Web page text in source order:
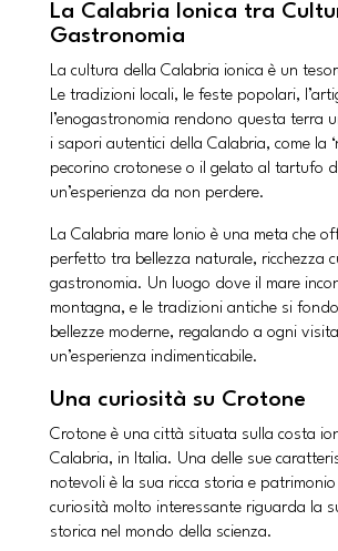
La Calabria Ionica tra
Gastronomia
La cultura della Calabria ionica è un
Le tradizioni locali, le feste popolari,
l’enogastronomia rendono questa terra
i sapori autentici della Calabria, come la
pecorino crotonese o il gelato al tartufo
un’esperienza da non perdere.
La Calabria mare Ionio è una meta che
perfetto tra bellezza naturale, ricchezza
gastronomia. Un luogo dove il mare
montagna, e le tradizioni antiche si
bellezze moderne, regalando a ogni
un’esperienza indimenticabile.
Una curiosità su Crotone
Crotone è una città situata sulla costa
Calabria, in Italia. Una delle sue
notevoli è la sua ricca storia e
curiosità molto interessante riguarda la
storica nel mondo della scienza.